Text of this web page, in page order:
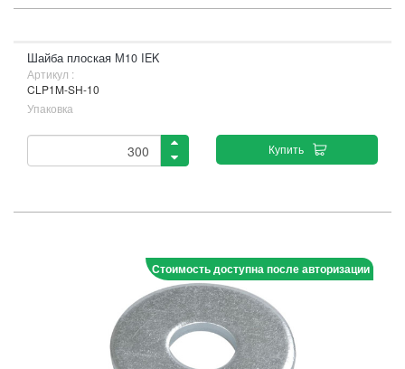
Шайба плоская М10 IEK
Артикул :
CLP1M-SH-10
Упаковка
Купить
Стоимость доступна после авторизации